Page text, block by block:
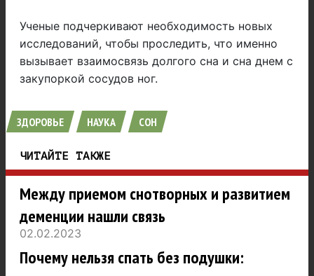
Ученые подчеркивают необходимость новых
исследований, чтобы проследить, что именно
вызывает взаимосвязь долгого сна и сна днем с
закупоркой сосудов ног.
ЗДОРОВЬЕ НАУКА СОН
ЧИТАЙТЕ ТАКЖЕ
Между приемом снотворных и развитием
деменции нашли связь
02.02.2023
Почему нельзя спать без подушки: